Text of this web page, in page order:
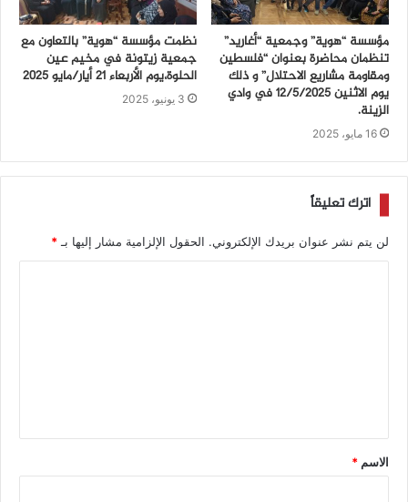
مؤسسة “هوية” وجمعية “أغاريد”
تنظمان محاضرة بعنوان “فلسطين
ومقاومة مشاريع الاحتلال” و ذلك
يوم الاثنين 12/5/2025 في وادي
الزينة.
16 مايو، 2025
نظمت مؤسسة “هوية” بالتعاون مع
جمعية زيتونة في مخيم عين
الحلوة،يوم الأربعاء 21 أيار/مايو 2025
3 يونيو، 2025
اترك تعليقاً
لن يتم نشر عنوان بريدك الإلكتروني. الحقول الإلزامية مشار إليها بـ*
الاسم *